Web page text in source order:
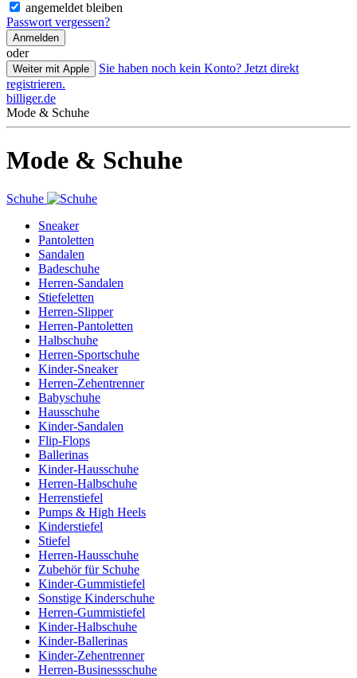
angemeldet bleiben
Passwort vergessen?
Anmelden
oder
Weiter mit Apple
Sie haben noch kein Konto? Jetzt direkt
registrieren.
billiger.de
Mode & Schuhe
Mode & Schuhe
Schuhe
Sneaker
Pantoletten
Sandalen
Badeschuhe
Herren-Sandalen
Stiefeletten
Herren-Slipper
Herren-Pantoletten
Halbschuhe
Herren-Sportschuhe
Kinder-Sneaker
Herren-Zehentrenner
Babyschuhe
Hausschuhe
Kinder-Sandalen
Flip-Flops
Ballerinas
Kinder-Hausschuhe
Herren-Halbschuhe
Herrenstiefel
Pumps & High Heels
Kinderstiefel
Stiefel
Herren-Hausschuhe
Zubehör für Schuhe
Kinder-Gummistiefel
Sonstige Kinderschuhe
Herren-Gummistiefel
Kinder-Halbschuhe
Kinder-Ballerinas
Kinder-Zehentrenner
Herren-Businessschuhe